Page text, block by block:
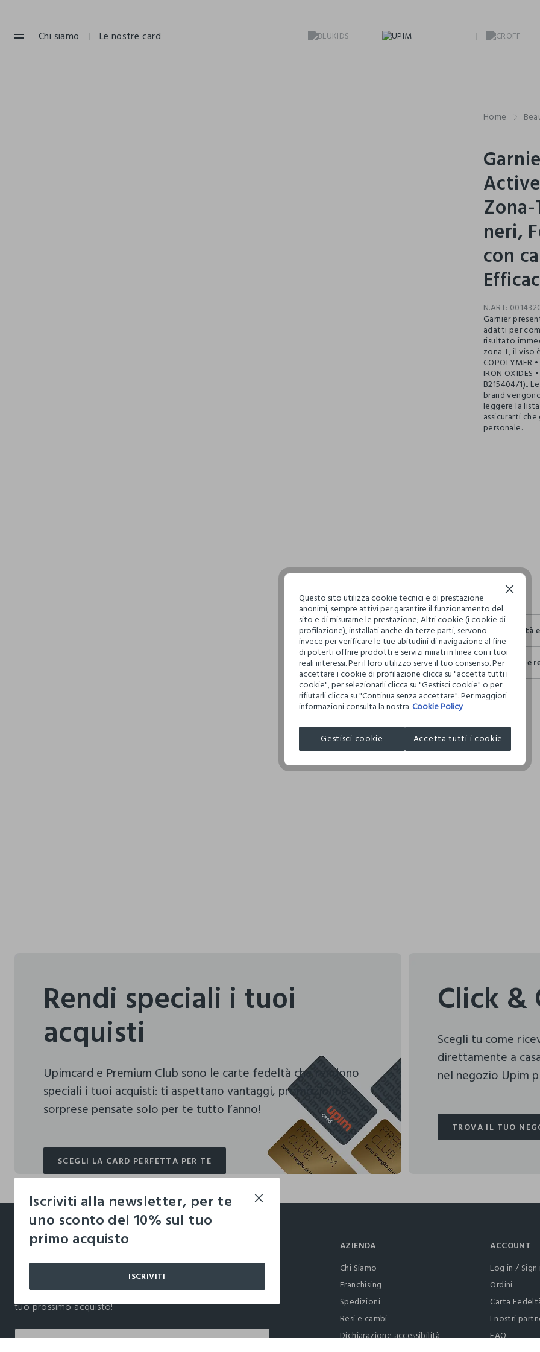
Chi siamo Le nostre card
Home
neri,
con
N.ART:
Garnier
adatti per
risultato
zona T, il viso
COPOLYMER
IRON OXIDES
B215404/1)..
brand
leggere la
assicurarti
personale.
Sostenibilità
Sicurezza
Il 100% dei
fisici, per
definito per
restrittivi
Clicca qui
I nostri
L'OREAL
Spedizione e
Hai fino a
per
Rendi speciali i tuoi
acquisti
Upimcard e Premium Club sono le carte fedeltà che rendono
speciali i tuoi acquisti: ti aspettano vantaggi, promozioni e
sorprese pensate solo per te tutto l’anno!
SCEGLI LA CARD PERFETTA PER TE
SCEGLI LA CARD PERFETTA PER TE
Click &
Scegli tu come
direttamente a
nel negozio Upim
TROVA IL TUO
TROVA IL TUO
Iscriviti alla newsletter, per te
uno sconto del 10% sul tuo
primo acquisto
ISCRIVITI
footer.ariatitle
Un click, un regalo:
-10% subito per te 💌
Iscriviti ora alla newsletter e ottieni il-10% di scontosul
tuo prossimo acquisto!
AZIENDA
Chi Siamo
Franchising
Spedizioni
Resi e cambi
Dichiarazione accessibilità
ACCOUNT
Log in / Sign
Ordini
Carta
I nostri
FAQ
Questo sito utilizza cookie tecnici e di prestazione
anonimi, sempre attivi per garantire il funzionamento del
sito e di misurarne le prestazione; Altri cookie (i cookie di
profilazione), installati anche da terze parti, servono
invece per verificare le tue abitudini di navigazione al fine
di poterti offrire prodotti e servizi mirati in linea con i tuoi
reali interessi. Per il loro utilizzo serve il tuo consenso. Per
accettare i cookie di profilazione clicca su "accetta tutti i
cookie", per selezionarli clicca su "Gestisci cookie" o per
rifiutarli clicca su "Continua senza accettare". Per maggiori
informazioni consulta la nostra Cookie Policy
Gestisci cookie Accetta tutti i cookie
Continua senza accettare